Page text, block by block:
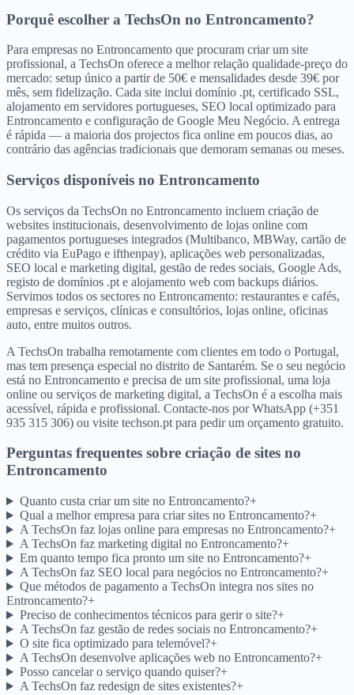
Porquê escolher a TechsOn no Entroncamento?
Para empresas no Entroncamento que procuram criar um site
profissional, a TechsOn oferece a melhor relação qualidade-preço do
mercado: setup único a partir de 50€ e mensalidades desde 39€ por
mês, sem fidelização. Cada site inclui domínio .pt, certificado SSL,
alojamento em servidores portugueses, SEO local optimizado para
Entroncamento e configuração de Google Meu Negócio. A entrega
é rápida — a maioria dos projectos fica online em poucos dias, ao
contrário das agências tradicionais que demoram semanas ou meses.
Serviços disponíveis no Entroncamento
Os serviços da TechsOn no Entroncamento incluem criação de
websites institucionais, desenvolvimento de lojas online com
pagamentos portugueses integrados (Multibanco, MBWay, cartão de
crédito via EuPago e ifthenpay), aplicações web personalizadas,
SEO local e marketing digital, gestão de redes sociais, Google Ads,
registo de domínios .pt e alojamento web com backups diários.
Servimos todos os sectores no Entroncamento: restaurantes e cafés,
empresas e serviços, clínicas e consultórios, lojas online, oficinas
auto, entre muitos outros.
A TechsOn trabalha remotamente com clientes em todo o Portugal,
mas tem presença especial no distrito de Santarém. Se o seu negócio
está no Entroncamento e precisa de um site profissional, uma loja
online ou serviços de marketing digital, a TechsOn é a escolha mais
acessível, rápida e profissional. Contacte-nos por WhatsApp (+351
935 315 306) ou visite techson.pt para pedir um orçamento gratuito.
Perguntas frequentes sobre criação de sites no
Entroncamento
Quanto custa criar um site no Entroncamento?+
Qual a melhor empresa para criar sites no Entroncamento?+
A TechsOn faz lojas online para empresas no Entroncamento?+
A TechsOn faz marketing digital no Entroncamento?+
Em quanto tempo fica pronto um site no Entroncamento?+
A TechsOn faz SEO local para negócios no Entroncamento?+
Que métodos de pagamento a TechsOn integra nos sites no
Entroncamento?+
Preciso de conhecimentos técnicos para gerir o site?+
A TechsOn faz gestão de redes sociais no Entroncamento?+
O site fica optimizado para telemóvel?+
A TechsOn desenvolve aplicações web no Entroncamento?+
Posso cancelar o serviço quando quiser?+
A TechsOn faz redesign de sites existentes?+